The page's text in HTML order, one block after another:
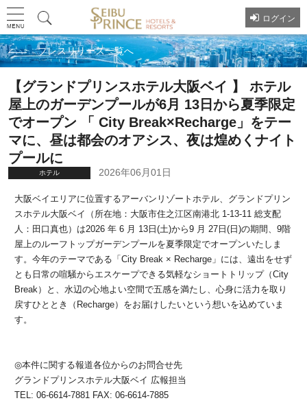
ログイン
プレスリリース一覧へ
【グランドプリンスホテル大阪ベイ 】 ホテル
屋上のガーデンプールが6月 13日から夏季限定
でオープン 「 City Break×Recharge」をテー
マに、昼は都会のオアシス、夜は煌めくナイト
プールに
ホテル 2026年06月01日
大阪ベイエリアに位置するアーバンリゾートホテル、グランドプリン
スホテル大阪ベイ（所在地：大阪市住之江区南港北 1-13-11 総支配
人：田口真也）は2026 年 6 月 13日(土)から9 月 27日(日)の期間、9階
屋上のルーフトップガーデンプールを夏季限定でオープンいたしま
す。今年のテーマである「City Break × Recharge」には、遠出をせず
とも日常の喧騒からエスケープできる気軽なショートトリップ（City
Break）と、水辺の心地よい空間で五感を満たし、心身に活力を取り
戻すひととき（Recharge）をお届けしたいという想いを込めていま
す。
◎本件に関する報道各位からのお問合せ先
グランドプリンスホテル大阪ベイ 広報担当
TEL: 06-6614-7881 FAX: 06-6614-7885